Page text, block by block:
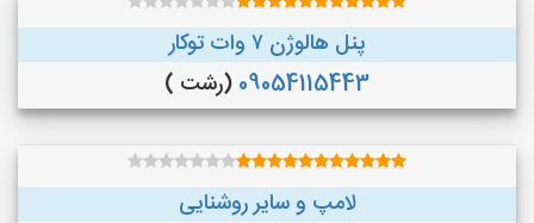
پنل هالوژن ۷ وات توکار
09054115443 (رشت )
لامپ و سایر روشنایی